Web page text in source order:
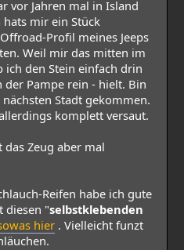
vor Jahren mal in Island
hats mir ein Stück
Profil meines Jeeps
Weil mir das mitten im
ich den Stein einfach drin
der Pampe rein - hielt. Bin
Stadt gekommen.
komplett versaut.
das Zeug aber mal
Reifen habe ich gute
diesen "selbstklebenden
hier . Vielleicht funzt